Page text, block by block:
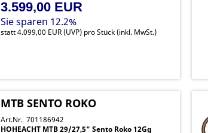
3.599,00 EUR
Sie sparen 12.2%
statt4.099,00 EUR(UVP) pro Stück (inkl. MwSt.)
MTB SENTO ROKO
Art.Nr. 701186942
HOHEACHT MTB 29/27,5" Sento Roko 12Gg